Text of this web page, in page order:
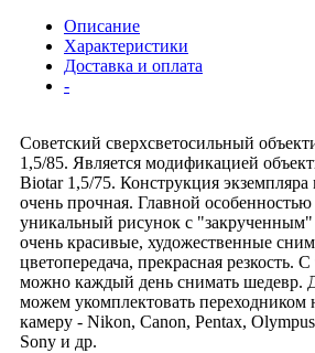
Описание
Характеристики
Доставка и оплата
-
Советский сверхсветосильный
1,5/85. Является модификацией
Biotar 1,5/75. Конструкция экземпляра
очень прочная. Главной особенностью
уникальный рисунок с
очень красивые, художественные
цветопередача, прекрасная резкость.
можно каждый день снимать шедевр.
можем укомплектовать переходником
камеру - Nikon, Canon, Pentax,
Sony и др.